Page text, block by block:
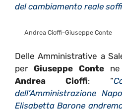
del cambiamento reale
Andrea Cioffi-Giuseppe Conte
Delle Amministrative a
per Giuseppe Contene
Andrea Cioffi: “
dell’Amministrazione
Elisabetta Barone